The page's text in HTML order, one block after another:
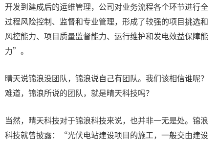
开发到建成后的运维管理，公司对业务流程各个环节进行全
过程风险控制、监督和专业管理，形成了较强的项目挑选和
风控能力、项目质量监督能力、运行维护和发电效益保障能
力”。
晴天说锦浪没团队，锦浪说自己有团队。我们该相信谁呢？
难道，锦浪所说的团队，就是晴天科技吗？
当然，晴天科技对于锦浪科技来说，也并非一无是处。锦浪
科技就曾披露：“光伏电站建设项目的施工，一般交由建设